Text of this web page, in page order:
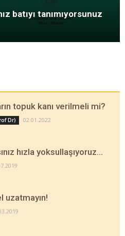
batıyı tanımıyorsunuz
topuk kanı verilmeli mi?
Dr) 02.01.2022
hızla yoksullaşıyoruz…
uzatmayın!